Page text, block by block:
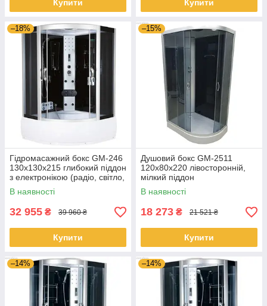
Купити Купити
–18%
Гідромасажний бокс GM-246
130x130x215 глибокий піддон
з електронікою (радіо, світло,
витяжка) і гідромасажем
В наявності
32 955 ₴ 39 960 ₴
Купити
–15%
Душовий бокс GM-2511
120x80x220 лівосторонній,
мілкий піддон
В наявності
18 273 ₴ 21 521 ₴
Купити
–14% –14%